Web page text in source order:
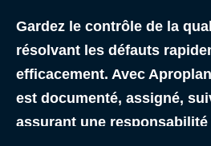
Gardez le contrôle de la
résolvant les défauts
efficacement. Avec
est documenté, assigné,
assurant une